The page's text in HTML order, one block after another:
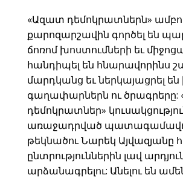
«Ազատ դեմոկրատներն»
քարոզարշավին գործել են
ճոռոմ խոստումների եւ
հանդիպել են հնարավորինս
մարդկանց եւ ներկայացրել են
գաղափարներն ու
դեմոկրատներ»
առաջադրված
թեկնածու Նարեկ Այվազյանը
ընտրություններին լավ
արձանագրելու: Անելու են